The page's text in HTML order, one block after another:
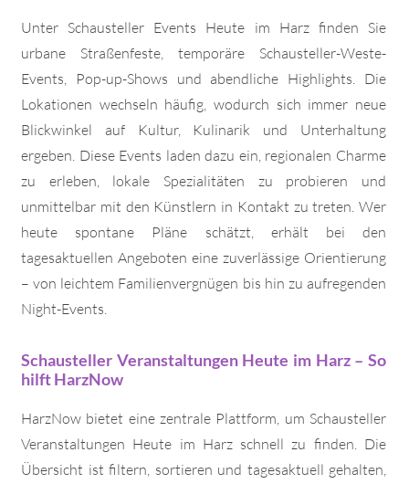
Unter Schausteller Events Heute im Harz finden Sie
urbane Straßenfeste, temporäre Schausteller-Weste-
Events, Pop-up-Shows und abendliche Highlights. Die
Lokationen wechseln häufig, wodurch sich immer neue
Blickwinkel auf Kultur, Kulinarik und Unterhaltung
ergeben. Diese Events laden dazu ein, regionalen Charme
zu erleben, lokale Spezialitäten zu probieren und
unmittelbar mit den Künstlern in Kontakt zu treten. Wer
heute spontane Pläne schätzt, erhält bei den
tagesaktuellen Angeboten eine zuverlässige Orientierung
– von leichtem Familienvergnügen bis hin zu aufregenden
Night-Events.
Schausteller Veranstaltungen Heute im Harz – So
hilft HarzNow
HarzNow bietet eine zentrale Plattform, um Schausteller
Veranstaltungen Heute im Harz schnell zu finden. Die
Übersicht ist filtern, sortieren und tagesaktuell gehalten,